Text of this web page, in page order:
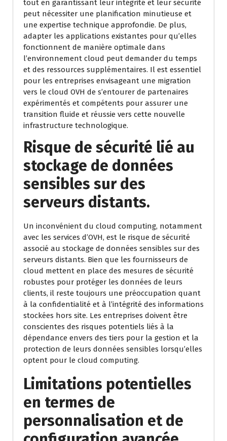
tout en garantissant leur intégrité et leur sécurité
peut nécessiter une planification minutieuse et
une expertise technique approfondie. De plus,
adapter les applications existantes pour qu’elles
fonctionnent de manière optimale dans
l’environnement cloud peut demander du temps
et des ressources supplémentaires. Il est essentiel
pour les entreprises envisageant une migration
vers le cloud OVH de s’entourer de partenaires
expérimentés et compétents pour assurer une
transition fluide et réussie vers cette nouvelle
infrastructure technologique.
Risque de sécurité lié au
stockage de données
sensibles sur des
serveurs distants.
Un inconvénient du cloud computing, notamment
avec les services d’OVH, est le risque de sécurité
associé au stockage de données sensibles sur des
serveurs distants. Bien que les fournisseurs de
cloud mettent en place des mesures de sécurité
robustes pour protéger les données de leurs
clients, il reste toujours une préoccupation quant
à la confidentialité et à l’intégrité des informations
stockées hors site. Les entreprises doivent être
conscientes des risques potentiels liés à la
dépendance envers des tiers pour la gestion et la
protection de leurs données sensibles lorsqu’elles
optent pour le cloud computing.
Limitations potentielles
en termes de
personnalisation et de